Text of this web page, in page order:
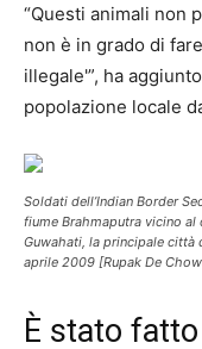
“Questi animali non
non è in grado di
illegale'”, ha
popolazione locale
Soldati dell’Indian Border
fiume Brahmaputra vicino
Guwahati, la principale città
aprile 2009 [Rupak De
È stato